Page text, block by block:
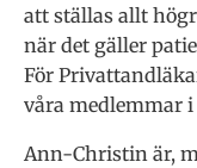
att ställas allt
när det gäller
För
våra medlemmar
Ann-Christin är,